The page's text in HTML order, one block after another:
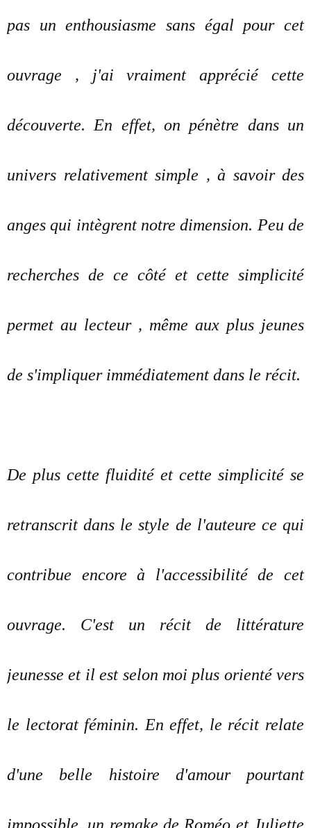
pas un enthousiasme sans égal pour cet
ouvrage , j'ai vraiment apprécié cette
découverte. En effet, on pénètre dans un
univers relativement simple , à savoir des
anges qui intègrent notre dimension. Peu de
recherches de ce côté et cette simplicité
permet au lecteur , même aux plus jeunes
de s'impliquer immédiatement dans le récit.
De plus cette fluidité et cette simplicité se
retranscrit dans le style de l'auteure ce qui
contribue encore à l'accessibilité de cet
ouvrage. C'est un récit de littérature
jeunesse et il est selon moi plus orienté vers
le lectorat féminin. En effet, le récit relate
d'une belle histoire d'amour pourtant